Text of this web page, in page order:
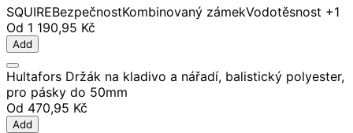
SQUIREBezpečnostKombinovaný zámekVodotěsnost +1
Od 1 190,95 Kč
Add
Hultafors Držák na kladivo a nářadí, balistický polyester,
pro pásky do 50mm
Od 470,95 Kč
Add